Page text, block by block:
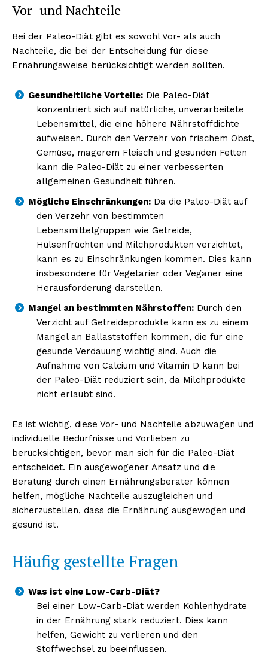
Vor- und Nachteile
Bei der Paleo-Diät gibt es sowohl Vor- als auch
Nachteile, die bei der Entscheidung für diese
Ernährungsweise berücksichtigt werden sollten.
Gesundheitliche Vorteile: Die Paleo-Diät
konzentriert sich auf natürliche, unverarbeitete
Lebensmittel, die eine höhere Nährstoffdichte
aufweisen. Durch den Verzehr von frischem Obst,
Gemüse, magerem Fleisch und gesunden Fetten
kann die Paleo-Diät zu einer verbesserten
allgemeinen Gesundheit führen.
Mögliche Einschränkungen: Da die Paleo-Diät auf
den Verzehr von bestimmten
Lebensmittelgruppen wie Getreide,
Hülsenfrüchten und Milchprodukten verzichtet,
kann es zu Einschränkungen kommen. Dies kann
insbesondere für Vegetarier oder Veganer eine
Herausforderung darstellen.
Mangel an bestimmten Nährstoffen: Durch den
Verzicht auf Getreideprodukte kann es zu einem
Mangel an Ballaststoffen kommen, die für eine
gesunde Verdauung wichtig sind. Auch die
Aufnahme von Calcium und Vitamin D kann bei
der Paleo-Diät reduziert sein, da Milchprodukte
nicht erlaubt sind.
Es ist wichtig, diese Vor- und Nachteile abzuwägen und
individuelle Bedürfnisse und Vorlieben zu
berücksichtigen, bevor man sich für die Paleo-Diät
entscheidet. Ein ausgewogener Ansatz und die
Beratung durch einen Ernährungsberater können
helfen, mögliche Nachteile auszugleichen und
sicherzustellen, dass die Ernährung ausgewogen und
gesund ist.
Häufig gestellte Fragen
Was ist eine Low-Carb-Diät?
Bei einer Low-Carb-Diät werden Kohlenhydrate
in der Ernährung stark reduziert. Dies kann
helfen, Gewicht zu verlieren und den
Stoffwechsel zu beeinflussen.